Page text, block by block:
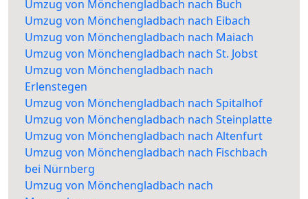
Umzug von Mönchengladbach nach Buch
Umzug von Mönchengladbach nach Eibach
Umzug von Mönchengladbach nach Maiach
Umzug von Mönchengladbach nach St. Jobst
Umzug von Mönchengladbach nach
Erlenstegen
Umzug von Mönchengladbach nach Spitalhof
Umzug von Mönchengladbach nach Steinplatte
Umzug von Mönchengladbach nach Altenfurt
Umzug von Mönchengladbach nach Fischbach
bei Nürnberg
Umzug von Mönchengladbach nach